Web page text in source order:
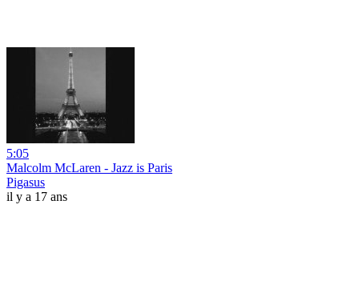
5:05
Malcolm McLaren - Jazz is Paris
Pigasus
il y a 17 ans